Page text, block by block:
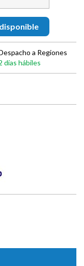
a Regiones
días hábiles